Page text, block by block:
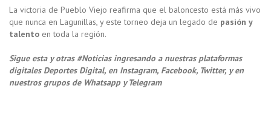
La victoria de Pueblo Viejo reafirma que el baloncesto está más vivo
que nunca en Lagunillas, y este torneo deja un legado de pasión y
talento en toda la región.
Sigue esta y otras #Noticias ingresando a nuestras plataformas
digitales Deportes Digital, en Instagram, Facebook, Twitter, y en
nuestros grupos de Whatsapp y Telegram